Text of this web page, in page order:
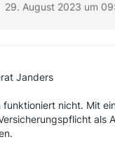
29. August 2023 um
Janders
funktioniert nicht. Mit
als